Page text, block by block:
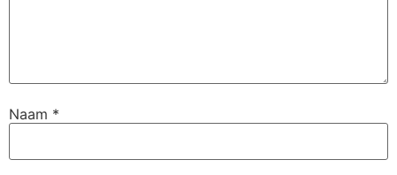
Naam *